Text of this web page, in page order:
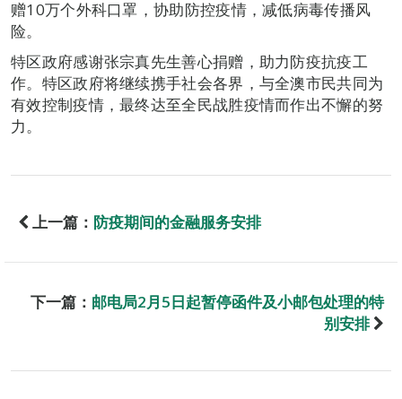
赠10万个外科口罩，协助防控疫情，减低病毒传播风
险。
特区政府感谢张宗真先生善心捐赠，助力防疫抗疫工
作。特区政府将继续携手社会各界，与全澳市民共同为
有效控制疫情，最终达至全民战胜疫情而作出不懈的努
力。
上一篇： 防疫期间的金融服务安排
下一篇： 邮电局2月5日起暂停函件及小邮包处理的特
别安排